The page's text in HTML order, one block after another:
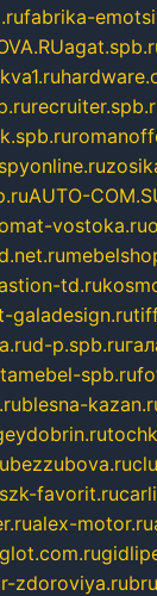
fabrika-
spyonline.ru
AUTO-
vostoka.ru
td.ru
galadesign.ru
d-p.spb.ru
spb.ru
blesna-
bezzubova.ru
szk-favorit.ru
alex-motor.ru
zdoroviya.ru